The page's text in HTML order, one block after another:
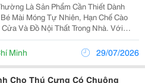
Là Sản Phẩm Cần Thiết Dành
Mài Móng Tự Nhiên, Hạn Chế Cào
Cửa Và Đồ Nội Thất Trong Nhà. Với
Ong Bền Chắc, Thiết Kế Cong Nhẹ
Phẩm Vừa Là Nơi Cào Móng Vừa Là
Minh 29/07/2026
Cho Thú Cưng Có Chuông